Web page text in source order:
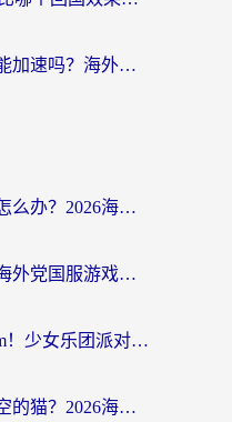
在国外用加速器对国内能加速吗？海外党亲测有效的无缝访问指南
国外战双帕弥什延迟高怎么办？2026海外畅玩国服游戏终极指南（附实测工具推荐）
台湾怎么玩永恒联盟？海外党国服游戏加速器选择全攻略（附3大热门游戏实测）
海外党福音：解决Dream！少女乐团派对！国外延迟的实用指南，附北美英国游戏加速方案
国外如何玩国服超越时空的猫？2026海外党必看的加速器选择指南